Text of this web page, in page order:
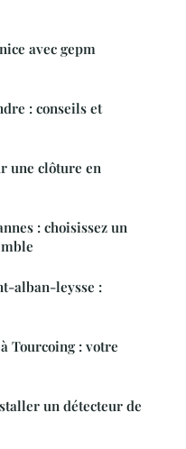
avec gepm
: conseils et
une clôture en
: choisissez un
alban-leysse :
Tourcoing : votre
un détecteur de